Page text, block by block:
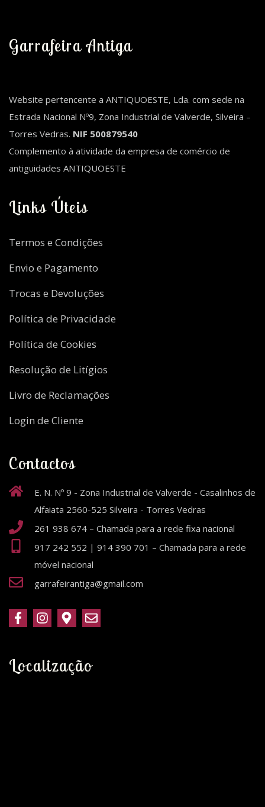
Garrafeira Antiga
Website pertencente a ANTIQUOESTE, Lda. com sede na
Estrada Nacional Nº9, Zona Industrial de Valverde, Silveira –
Torres Vedras. NIF 500879540
Complemento à atividade da empresa de comércio de
antiguidades ANTIQUOESTE
Links Úteis
Termos e Condições
Envio e Pagamento
Trocas e Devoluções
Política de Privacidade
Política de Cookies
Resolução de Litígios
Livro de Reclamações
Login de Cliente
Contactos
E. N. Nº 9 - Zona Industrial de Valverde - Casalinhos de
Alfaiata 2560-525 Silveira - Torres Vedras
261 938 674 – Chamada para a rede fixa nacional
917 242 552 | 914 390 701 – Chamada para a rede
móvel nacional
garrafeirantiga@gmail.com
Localização